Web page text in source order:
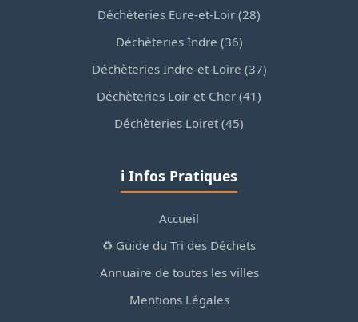
Déchèteries Eure-et-Loir (28)
Déchèteries Indre (36)
Déchèteries Indre-et-Loire (37)
Déchèteries Loir-et-Cher (41)
Déchèteries Loiret (45)
ℹ️ Infos Pratiques
Accueil
♻️ Guide du Tri des Déchets
Annuaire de toutes les villes
Mentions Légales